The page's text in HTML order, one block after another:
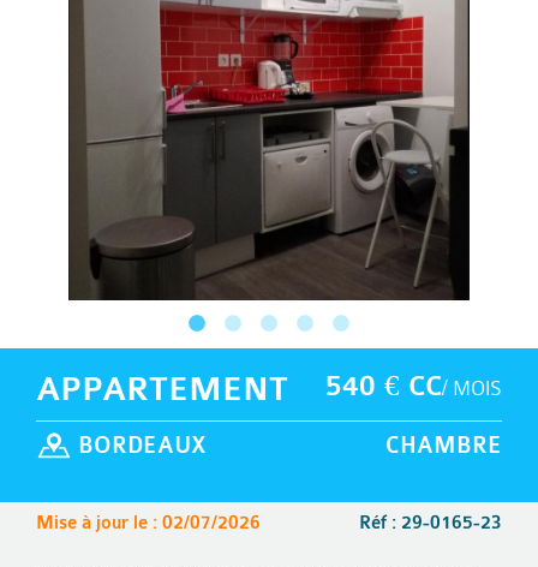
540 € CC/ MOIS
APPARTEMENT
CHAMBRE
BORDEAUX
Réf : 29-0165-23
Mise à jour le : 02/07/2026